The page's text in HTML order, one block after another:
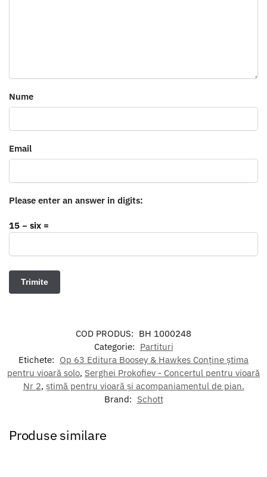
Nume
Email
Please enter an answer in digits:
15 − six =
COD PRODUS: BH 1000248
Categorie: Partituri
Etichete: Op 63 Editura Boosey & Hawkes Conține știma
pentru vioară solo, Serghei Prokofiev - Concertul pentru vioară
Nr 2, știmă pentru vioară și acompaniamentul de pian.
Brand: Schott
Produse similare